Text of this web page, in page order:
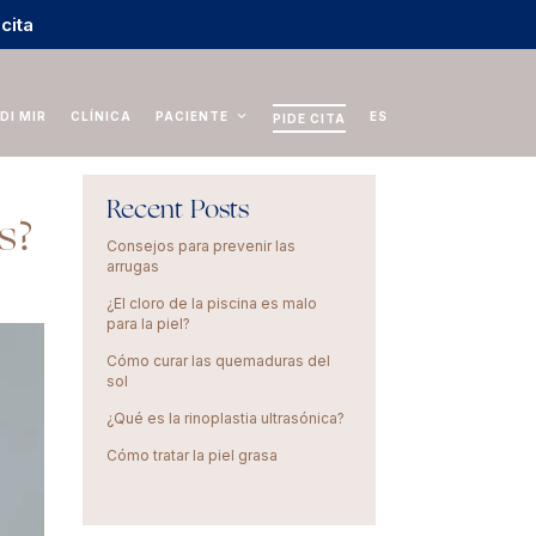
MIR CLÍNICA PACIENTE PIDE CITA ES
Recent Posts
Consejos para prevenir las
arrugas
¿El cloro de la piscina es malo
para la piel?
Cómo curar las quemaduras del
sol
¿Qué es la rinoplastia ultrasónica?
Cómo tratar la piel grasa